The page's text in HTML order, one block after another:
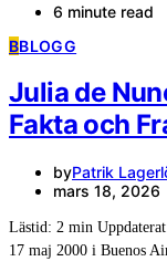
6 minute read
BBLOGG
Julia de
Fakta och
byPatrik
mars 18, 2026
Lästid: 2 min
17 maj 2000 i Buenos